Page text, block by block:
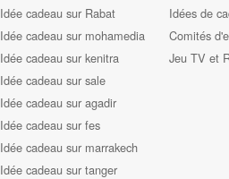
Idée cadeau sur Rabat
Idée cadeau sur mohamedia
Idée cadeau sur kenitra
Idée cadeau sur sale
Idée cadeau sur agadir
Idée cadeau sur fes
Idée cadeau sur marrakech
Idée cadeau sur tanger
Idées de
Comités
Jeu TV et